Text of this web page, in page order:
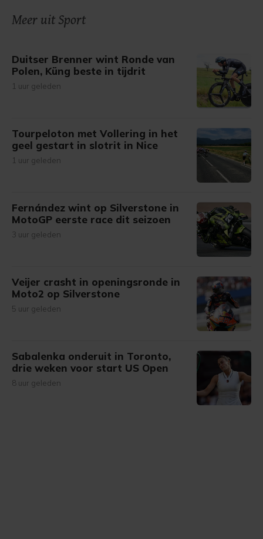
gemaakte keuze altijd wijzigen of intrekken.
Meer uit Sport
Duitser Brenner wint Ronde van
Polen, Küng beste in tijdrit
1 uur geleden
Tourpeloton met Vollering in het
geel gestart in slotrit in Nice
1 uur geleden
Fernández wint op Silverstone in
MotoGP eerste race dit seizoen
3 uur geleden
Veijer crasht in openingsronde in
Moto2 op Silverstone
5 uur geleden
Sabalenka onderuit in Toronto,
drie weken voor start US Open
8 uur geleden